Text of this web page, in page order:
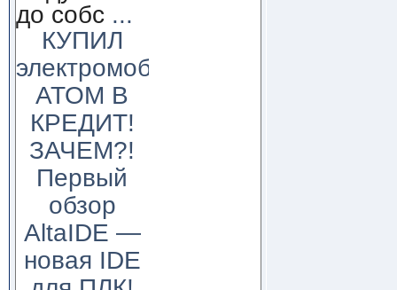
до собс ...
КУПИЛ
электромобиль
АТОМ В
КРЕДИТ!
ЗАЧЕМ?!
Первый
обзор
AltaIDE —
новая IDE